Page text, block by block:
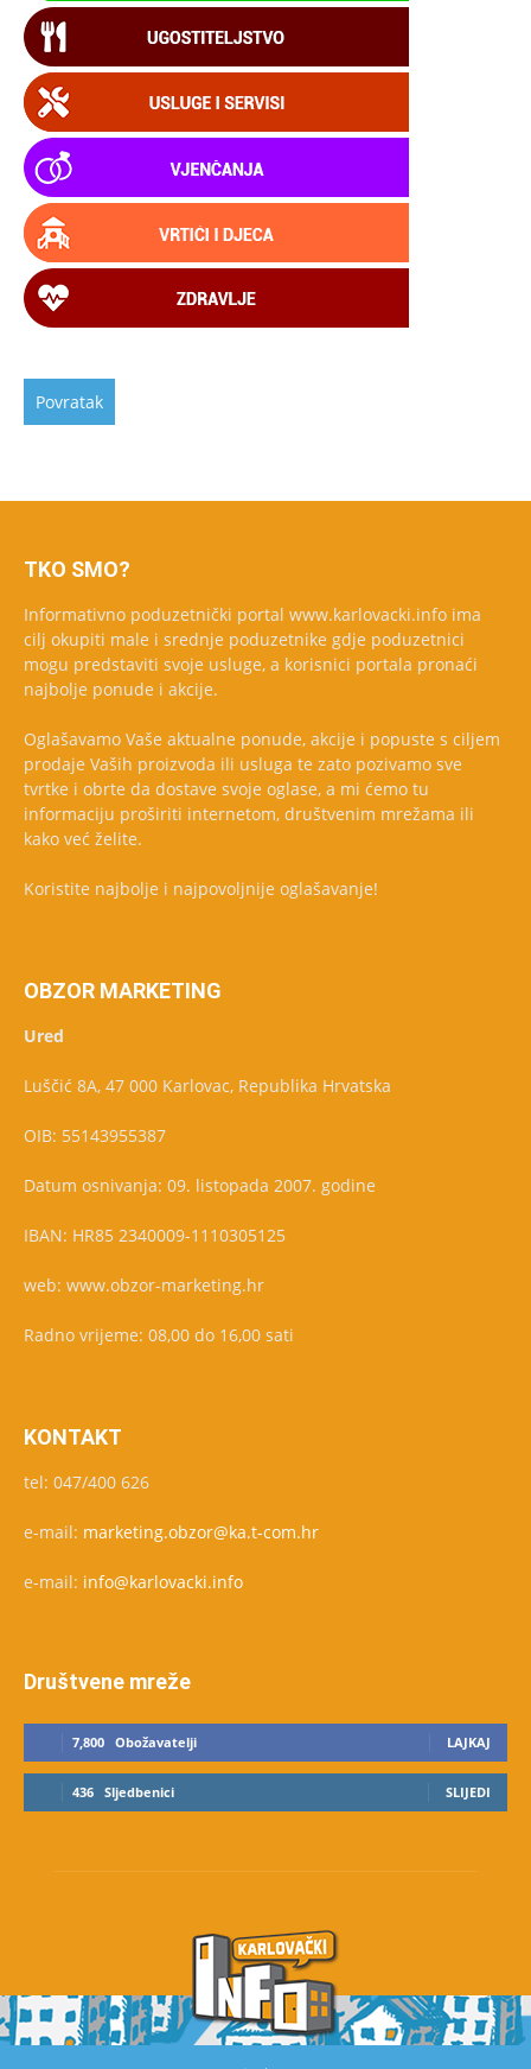
TKO SMO?
Informativno poduzetnički portal www.karlovacki.info ima
cilj okupiti male i srednje poduzetnike gdje poduzetnici
mogu predstaviti svoje usluge, a korisnici portala pronaći
najbolje ponude i akcije.
Oglašavamo Vaše aktualne ponude, akcije i popuste s ciljem
prodaje Vaših proizvoda ili usluga te zato pozivamo sve
tvrtke i obrte da dostave svoje oglase, a mi ćemo tu
informaciju proširiti internetom, društvenim mrežama ili
kako već želite.
Koristite najbolje i najpovoljnije oglašavanje!
OBZOR MARKETING
Ured
Luščić 8A, 47 000 Karlovac, Republika Hrvatska
OIB: 55143955387
Datum osnivanja: 09. listopada 2007. godine
IBAN: HR85 2340009-1110305125
web: www.obzor-marketing.hr
Radno vrijeme: 08,00 do 16,00 sati
KONTAKT
tel: 047/400 626
e-mail: marketing.obzor@ka.t-com.hr
e-mail: info@karlovacki.info
Društvene mreže
7,800 Obožavatelji LAJKAJ
436 Sljedbenici SLIJEDI